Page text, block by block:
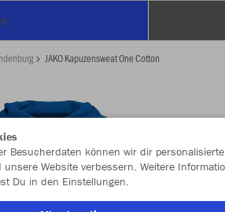
JAKO Kapuzensweat One Cotton
Besucherdaten können wir dir personalisierte
Website verbessern. Weitere
Du in den Einstellungen.